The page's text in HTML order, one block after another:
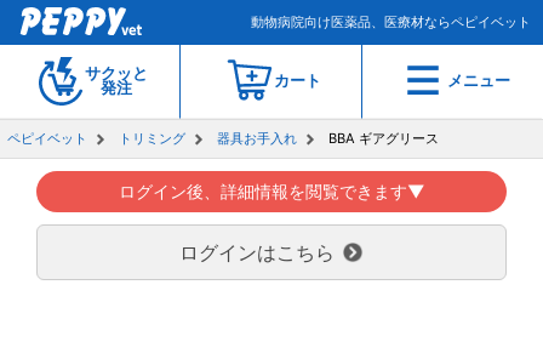
動物病院向け医薬品、医療材ならペピイベット
サクッと
発注
カート メニュー
ペピイベット トリミング 器具お手入れ BBA ギアグリース
ログイン後、詳細情報を閲覧できます▼
ログインはこちら